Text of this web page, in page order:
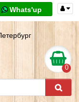
Whats'up
0